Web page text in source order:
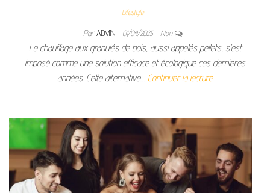
Lifestyle
ParADMIN 01/04/2025 Non
Le chauffage aux granulés de bois, aussi appelés pellets, s’est
imposé comme une solution efficace et écologique ces dernières
années. Cette alternative… Continuer la lecture